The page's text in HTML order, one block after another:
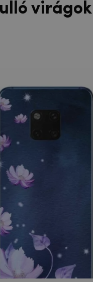
virágok